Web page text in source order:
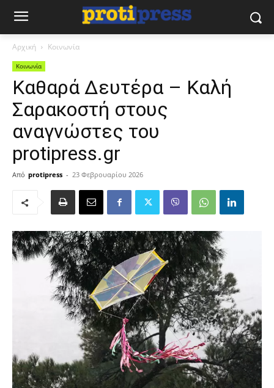
Αρχική Κοινωνία
Κοινωνία
Καθαρά Δευτέρα – Καλή
Σαρακοστή στους
αναγνώστες του
protipress.gr
Από protipress - 23 Φεβρουαρίου 2026